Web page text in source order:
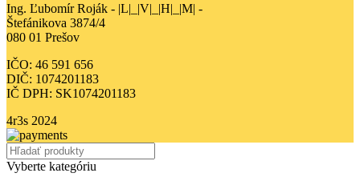
Ing. Ľubomír Roják - |L|_|V|_|H|_|M| -
Štefánikova 3874/4
080 01 Prešov
IČO: 46 591 656
DIČ: 1074201183
IČ DPH: SK1074201183
4r3s 2024
Vyberte kategóriu